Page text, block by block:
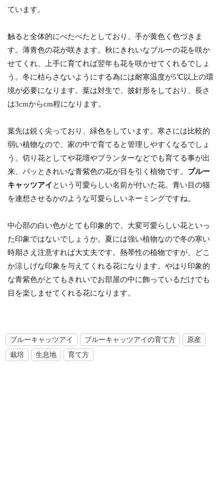
ています。
触ると全体的にべたべたとしており、手が黄色く色づきま
す。薄青色の花が咲きます。秋にきれいなブルーの花を咲か
せてくれ、上手に育てれば翌年も花を咲かせてくれるでしょ
う。冬に枯らさないようにする為には耐寒温度が5℃以上の環
境が必要になります。葉は対生で、披針形をしており、長さ
は3cmからcm程になります。
葉先は鋭く尖っており、緑色をしています。寒さには比較的
弱い植物なので、家の中で育てると管理しやすくなるでしょ
う。切り花としてや花壇やプランターなどでも育てる事が出
来、パッときれいな青紫色の花が目を引く植物です。 ブルー
キャッツアイ という可愛らしい名前が付いた花。青い目の猫
を連想させるかのような可愛らしいネーミングですね。
中心部の白い色がとても印象的で、大変可愛らしい花といっ
た印象ではないでしょうか。夏には強い植物なので冬の寒い
時期さえ注意すれば大丈夫です。熱帯性の植物ですが、どこ
か涼しげな印象を与えてくれる花になります。やはり印象的
な青紫色がとてもきれいでお部屋の中に飾っているだけでも
目を楽しませてくれる花になります。
ブルーキャッツアイ ブルーキャッツアイの育て方
原産
栽培
生息地 育て方